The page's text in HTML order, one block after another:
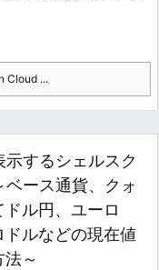
Cloud ...
するシェルスク
ース通貨、クォ
ル円、ユーロ
ルなどの現在値
～